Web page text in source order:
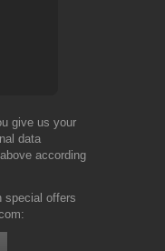
give us your
data
according
special offers